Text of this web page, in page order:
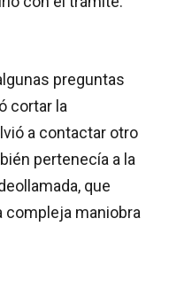
preguntas
cortar la
a contactar otro
pertenecía a la
que
compleja maniobra